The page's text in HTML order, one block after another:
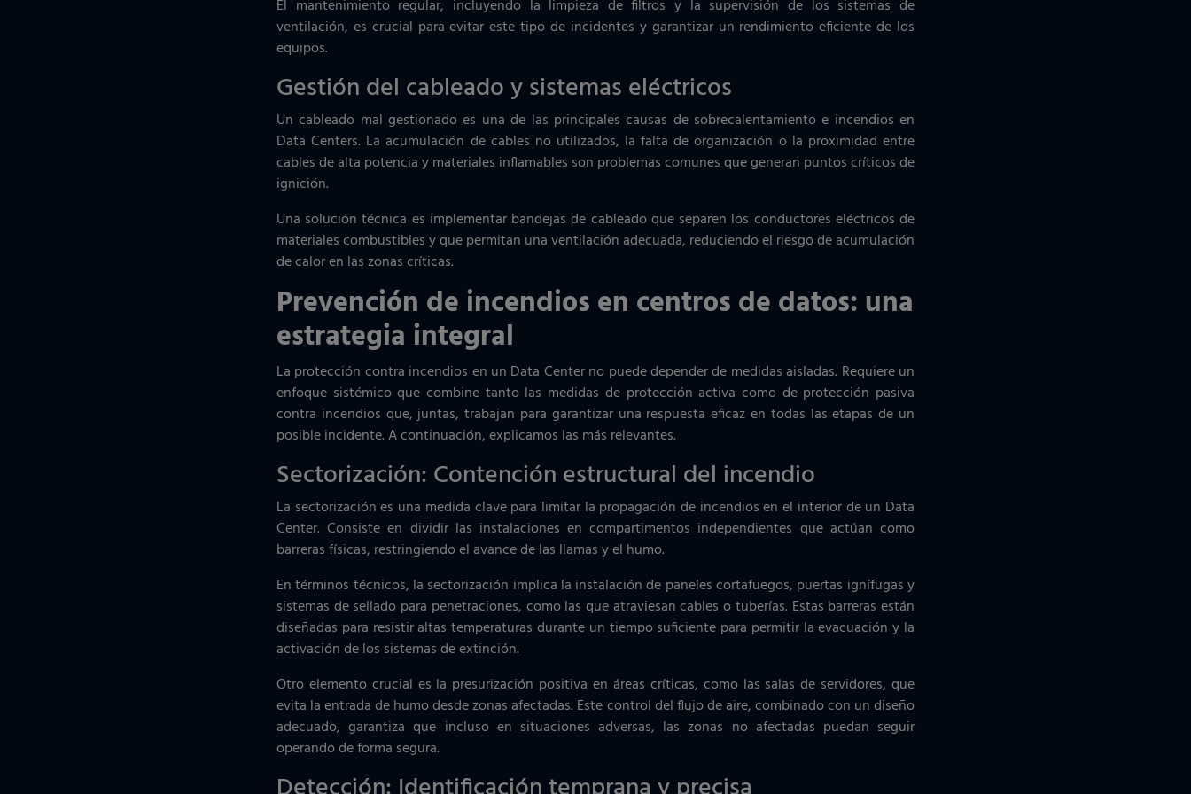
El mantenimiento regular, incluyendo la limpieza de filtros y la supervisión de los sistemas de
ventilación, es crucial para evitar este tipo de incidentes y garantizar un rendimiento eficiente de los
equipos.
Gestión del cableado y sistemas eléctricos
Un cableado mal gestionado es una de las principales causas de sobrecalentamiento e incendios en
Data Centers. La acumulación de cables no utilizados, la falta de organización o la proximidad entre
cables de alta potencia y materiales inflamables son problemas comunes que generan puntos críticos de
ignición.
Una solución técnica es implementar bandejas de cableado que separen los conductores eléctricos de
materiales combustibles y que permitan una ventilación adecuada, reduciendo el riesgo de acumulación
de calor en las zonas críticas.
Prevención de incendios en centros de datos: una
estrategia integral
La protección contra incendios en un Data Center no puede depender de medidas aisladas. Requiere un
enfoque sistémico que combine tanto las medidas de protección activa como de protección pasiva
contra incendios que, juntas, trabajan para garantizar una respuesta eficaz en todas las etapas de un
posible incidente. A continuación, explicamos las más relevantes.
Sectorización: Contención estructural del incendio
La sectorización es una medida clave para limitar la propagación de incendios en el interior de un Data
Center. Consiste en dividir las instalaciones en compartimentos independientes que actúan como
barreras físicas, restringiendo el avance de las llamas y el humo.
En términos técnicos, la sectorización implica la instalación de paneles cortafuegos, puertas ignífugas y
sistemas de sellado para penetraciones, como las que atraviesan cables o tuberías. Estas barreras están
diseñadas para resistir altas temperaturas durante un tiempo suficiente para permitir la evacuación y la
activación de los sistemas de extinción.
Otro elemento crucial es la presurización positiva en áreas críticas, como las salas de servidores, que
evita la entrada de humo desde zonas afectadas. Este control del flujo de aire, combinado con un diseño
adecuado, garantiza que incluso en situaciones adversas, las zonas no afectadas puedan seguir
operando de forma segura.